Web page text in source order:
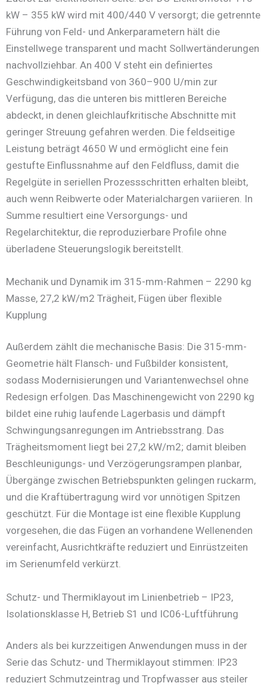
kW – 355 kW wird mit 400/440 V versorgt; die getrennte
Führung von Feld- und Ankerparametern hält die
Einstellwege transparent und macht Sollwertänderungen
nachvollziehbar. An 400 V steht ein definiertes
Geschwindigkeitsband von 360–900 U/min zur
Verfügung, das die unteren bis mittleren Bereiche
abdeckt, in denen gleichlaufkritische Abschnitte mit
geringer Streuung gefahren werden. Die feldseitige
Leistung beträgt 4650 W und ermöglicht eine fein
gestufte Einflussnahme auf den Feldfluss, damit die
Regelgüte in seriellen Prozessschritten erhalten bleibt,
auch wenn Reibwerte oder Materialchargen variieren. In
Summe resultiert eine Versorgungs- und
Regelarchitektur, die reproduzierbare Profile ohne
überladene Steuerungslogik bereitstellt.
Mechanik und Dynamik im 315-mm-Rahmen – 2290 kg
Masse, 27,2 kW/m2 Trägheit, Fügen über flexible
Kupplung
Außerdem zählt die mechanische Basis: Die 315-mm-
Geometrie hält Flansch- und Fußbilder konsistent,
sodass Modernisierungen und Variantenwechsel ohne
Redesign erfolgen. Das Maschinengewicht von 2290 kg
bildet eine ruhig laufende Lagerbasis und dämpft
Schwingungsanregungen im Antriebsstrang. Das
Trägheitsmoment liegt bei 27,2 kW/m2; damit bleiben
Beschleunigungs- und Verzögerungsrampen planbar,
Übergänge zwischen Betriebspunkten gelingen ruckarm,
und die Kraftübertragung wird vor unnötigen Spitzen
geschützt. Für die Montage ist eine flexible Kupplung
vorgesehen, die das Fügen an vorhandene Wellenenden
vereinfacht, Ausrichtkräfte reduziert und Einrüstzeiten
im Serienumfeld verkürzt.
Schutz- und Thermiklayout im Linienbetrieb – IP23,
Isolationsklasse H, Betrieb S1 und IC06-Luftführung
Anders als bei kurzzeitigen Anwendungen muss in der
Serie das Schutz- und Thermiklayout stimmen: IP23
reduziert Schmutzeintrag und Tropfwasser aus steiler